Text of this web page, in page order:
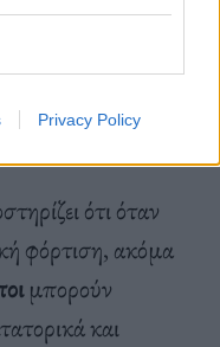
Privacy Policy
ότι όταν
φόρτιση, ακόμα
μπορούν
και